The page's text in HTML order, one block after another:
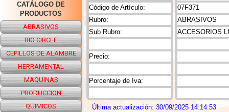
CATÁLOGO DE
PRODUCTOS
ABRASIVOS
BIO CIRCLE
CEPILLOS DE ALAMBRE
HERRAMENTAL
MAQUINAS
PRODUCCION
QUIMICOS
Código de Artículo:
Rubro:
Sub Rubro:
Precio:
Porcentaje de Iva:
07F371
ABRASIVOS
ACCESORIOS
Última actualización: 30/09/2025 14:14:53